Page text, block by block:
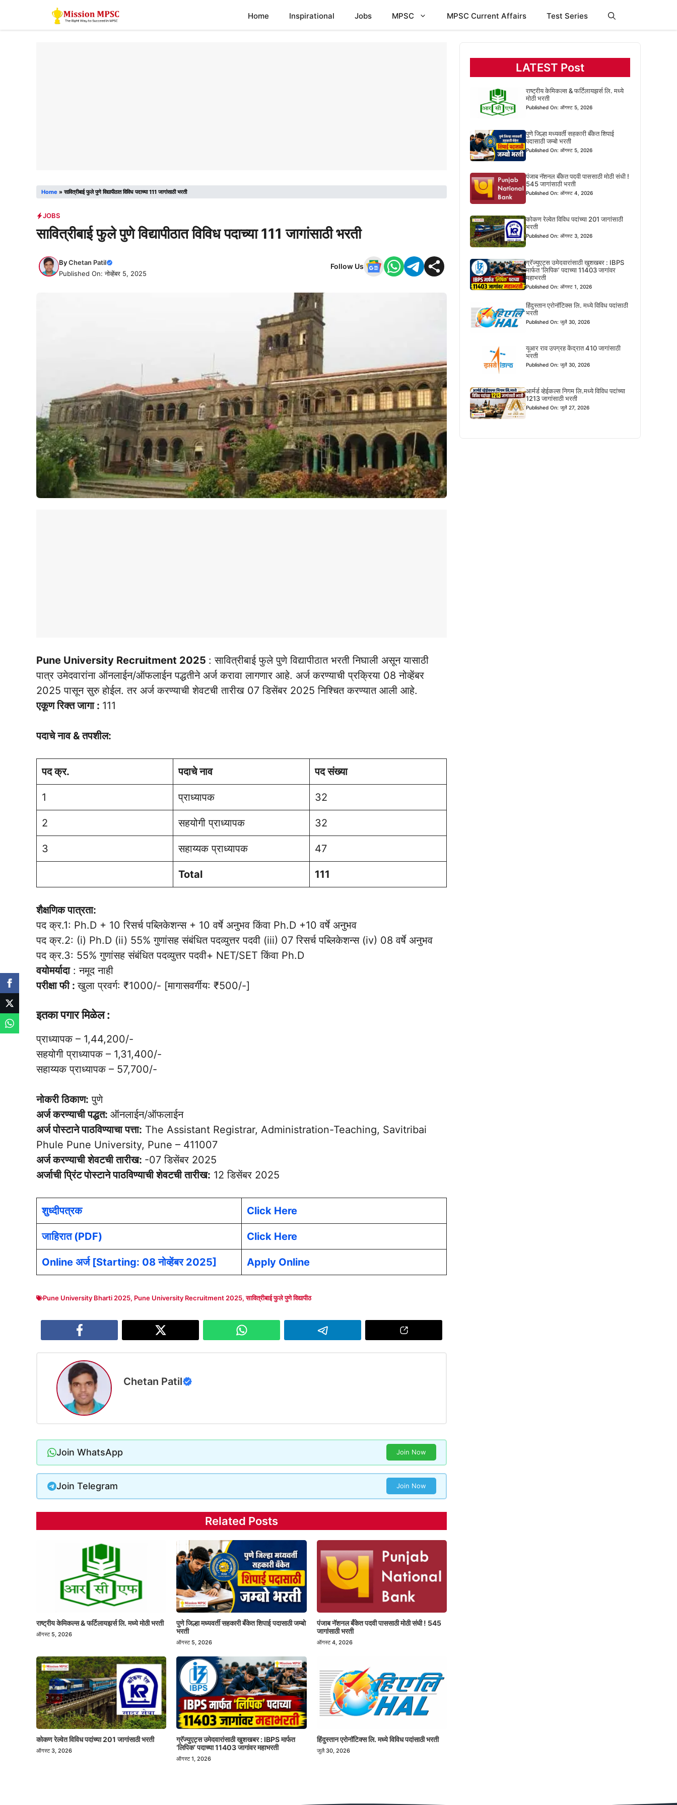
Home Inspirational Jobs MPSC MPSC Current Affairs Test Series
Home »सावित्रीबाई फुले पुणे विद्यापीठात विविध पदाच्या 111 जागांसाठी भरती
JOBS
सावित्रीबाई फुले पुणे विद्यापीठात विविध पदाच्या 111 जागांसाठी भरती
ByChetan Patil
Published On: नोव्हेंबर 5, 2025
Follow Us
Pune University Recruitment 2025 : सावित्रीबाई फुले पुणे विद्यापीठात भरती निघाली असून यासाठी
पात्र उमेदवारांना ऑनलाईन/ऑफलाईन पद्धतीने अर्ज करावा लागणार आहे. अर्ज करण्याची प्रक्रिया 08 नोव्हेंबर
2025 पासून सुरु होईल. तर अर्ज करण्याची शेवटची तारीख 07 डिसेंबर 2025 निश्चित करण्यात आली आहे.
एकूण रिक्त जागा : 111
पदाचे नाव & तपशील:
पद क्र. पदाचे नाव पद संख्या
1 प्राध्यापक 32
2 सहयोगी प्राध्यापक 32
3 सहाय्यक प्राध्यापक 47
Total 111
शैक्षणिक पात्रता:
पद क्र.1: Ph.D + 10 रिसर्च पब्लिकेशन्स + 10 वर्षे अनुभव किंवा Ph.D +10 वर्षे अनुभव
पद क्र.2: (i) Ph.D (ii) 55% गुणांसह संबंधित पदव्युत्तर पदवी (iii) 07 रिसर्च पब्लिकेशन्स (iv) 08 वर्षे अनुभव
पद क्र.3: 55% गुणांसह संबंधित पदव्युत्तर पदवी+ NET/SET किंवा Ph.D
वयोमर्यादा: नमूद नाही
परीक्षा फी :खुला प्रवर्ग: ₹1000/- [मागासवर्गीय: ₹500/-]
इतका पगार मिळेल :
प्राध्यापक – 1,44,200/-
सहयोगी प्राध्यापक – 1,31,400/-
सहाय्यक प्राध्यापक – 57,700/-
नोकरी ठिकाण: पुणे
अर्ज करण्याची पद्धत: ऑनलाईन/ऑफलाईन
अर्ज पोस्टाने पाठविण्याचा पत्ता: The Assistant Registrar, Administration-Teaching, Savitribai
Phule Pune University, Pune – 411007
अर्ज करण्याची शेवटची तारीख: -07 डिसेंबर 2025
अर्जाची प्रिंट पोस्टाने पाठविण्याची शेवटची तारीख: 12 डिसेंबर 2025
शुध्दीपत्रक Click Here
जाहिरात (PDF) Click Here
Online अर्ज [Starting: 08 नोव्हेंबर 2025] Apply Online
Pune University Bharti 2025, Pune University Recruitment 2025,सावित्रीबाई फुले पुणे विद्यापीठ
Chetan Patil
Join WhatsApp Join Now
Join Telegram Join Now
Related Posts
राष्ट्रीय केमिकल्स & फर्टिलायझर्स लि. मध्ये मोठी भरती
ऑगस्ट 5, 2026
पुणे जिल्हा मध्यवर्ती सहकारी बँकेत शिपाई पदासाठी जम्बो
भरती
ऑगस्ट 5, 2026
पंजाब नॅशनल बँकेत पदवी पाससाठी मोठी संधी ! 545
जागांसाठी भरती
ऑगस्ट 4, 2026
कोकण रेल्वेत विविध पदांच्या 201 जागांसाठी भरती
ऑगस्ट 3, 2026
ग्रॅज्युएट्स उमेदवारांसाठी खुशखबर : IBPS मार्फत
‘लिपिक’ पदाच्या 11403 जागांवर महाभरती
ऑगस्ट 1, 2026
हिंदुस्तान एरोनॉटिक्स लि. मध्ये विविध पदांसाठी भरती
जुलै 30, 2026
LATEST Post
राष्ट्रीय केमिकल्स & फर्टिलायझर्स लि. मध्ये
मोठी भरती
Published On: ऑगस्ट 5, 2026
पुणे जिल्हा मध्यवर्ती सहकारी बँकेत शिपाई
पदासाठी जम्बो भरती
Published On: ऑगस्ट 5, 2026
पंजाब नॅशनल बँकेत पदवी पाससाठी मोठी संधी !
545 जागांसाठी भरती
Published On: ऑगस्ट 4, 2026
कोकण रेल्वेत विविध पदांच्या 201 जागांसाठी
भरती
Published On: ऑगस्ट 3, 2026
ग्रॅज्युएट्स उमेदवारांसाठी खुशखबर : IBPS
मार्फत ‘लिपिक’ पदाच्या 11403 जागांवर
महाभरती
Published On: ऑगस्ट 1, 2026
हिंदुस्तान एरोनॉटिक्स लि. मध्ये विविध पदांसाठी
भरती
Published On: जुलै 30, 2026
यूआर राव उपग्रह केंद्रात 410 जागांसाठी
भरती
Published On: जुलै 30, 2026
आर्मर्ड व्हेईकल्स निगम लि.मध्ये विविध पदांच्या
1213 जागांसाठी भरती
Published On: जुलै 27, 2026